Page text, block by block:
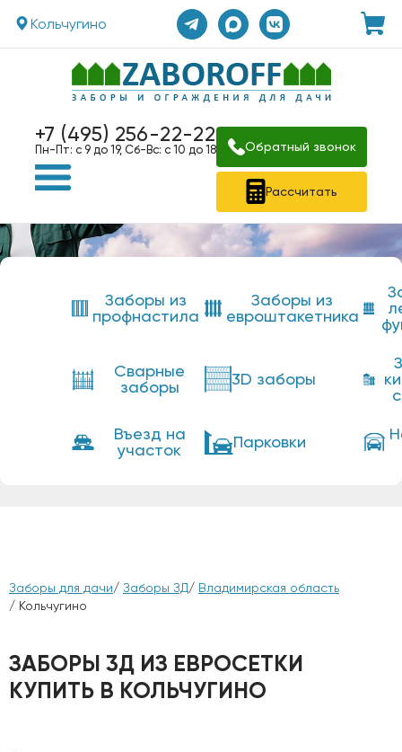
Кольчугино
+7 (495) 256-22-22
Пн-Пт: с 9 до 19, Сб-Вс: с 10 до 18 Обратный звонок
Рассчитать
Заборы из
профнастила
Заборы из
евроштакетника
Сварные
заборы
3D заборы
Въезд на
участок
Парковки
Заборы для дачи/ Заборы ЗД/ Владимирская область
/ Кольчугино
ЗАБОРЫ 3Д ИЗ ЕВРОСЕТКИ
КУПИТЬ В КОЛЬЧУГИНО